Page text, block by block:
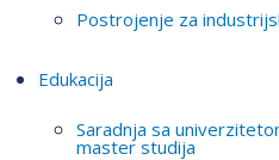
Postrojenje za
Edukacija
Saradnja sa
master studija